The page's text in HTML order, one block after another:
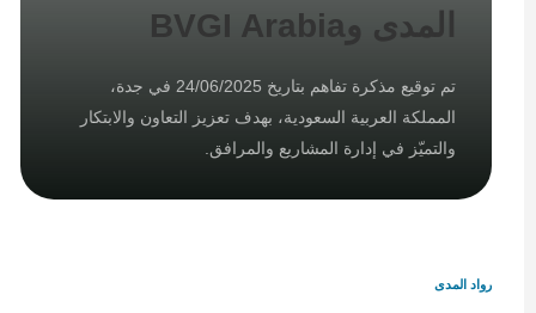
المدى وBVGI Arabia
تم توقيع مذكرة تفاهم بتاريخ 24/06/2025 في جدة،
المملكة العربية السعودية، بهدف تعزيز التعاون والابتكار
والتميّز في إدارة المشاريع والمرافق.
رواد المدى